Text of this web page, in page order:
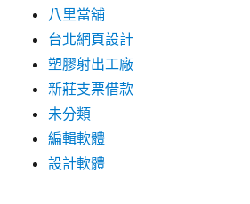
八里當舖
台北網頁設計
塑膠射出工廠
新莊支票借款
未分類
編輯軟體
設計軟體